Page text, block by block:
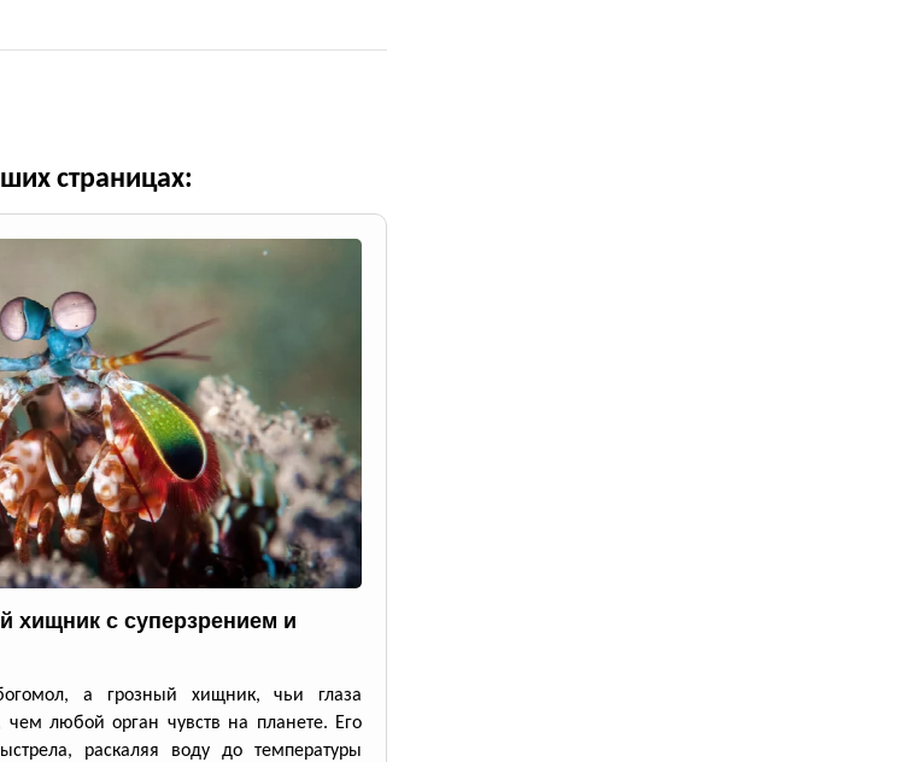
страницах:
хищник с суперзрением и
а грозный хищник, чьи глаза
чем любой орган чувств на планете. Его
раскаляя воду до температуры